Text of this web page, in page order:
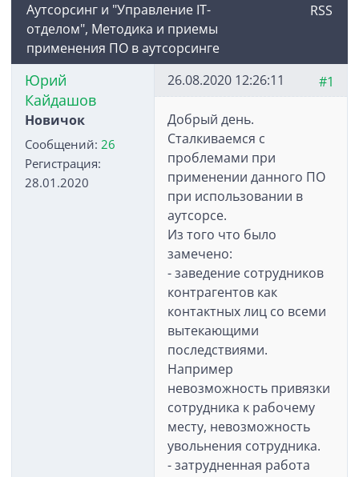
RSS
Аутсорсинг и "Управление IT-
отделом", Методика и приемы
применения ПО в аутсорсинге
Юрий
Кайдашов
Новичок
Сообщений: 26
Регистрация:
28.01.2020
#1
26.08.2020 12:26:11
Добрый день.
Сталкиваемся с
проблемами при
применении данного ПО
при использовании в
аутсорсе.
Из того что было
замечено:
- заведение сотрудников
контрагентов как
контактных лиц со всеми
вытекающими
последствиями.
Например
невозможность привязки
сотрудника к рабочему
месту, невозможность
увольнения сотрудника.
- затрудненная работа